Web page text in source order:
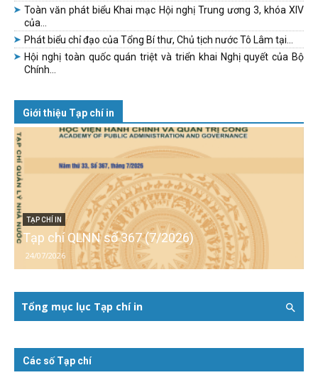
Toàn văn phát biểu Khai mạc Hội nghị Trung ương 3, khóa XIV
của...
Phát biểu chỉ đạo của Tổng Bí thư, Chủ tịch nước Tô Lâm tại...
Hội nghị toàn quốc quán triệt và triển khai Nghị quyết của Bộ
Chính...
Giới thiệu Tạp chí in
TẠP CHÍ IN
Tạp chí QLNN số 367 (7/2026)
24/07/2026
Tổng mục lục Tạp chí in
Các số Tạp chí